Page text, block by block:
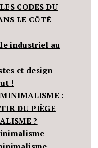
CODES DU
LE CÔTÉ
industriel au
et design
!
MINIMALISME :
DU PIÈGE
?